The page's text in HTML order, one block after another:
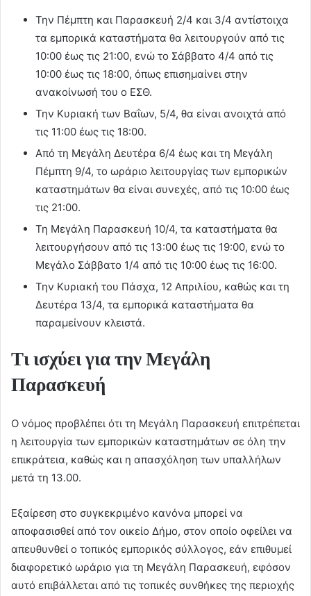
Την Πέμπτη και Παρασκευή 2/4 και 3/4 αντίστοιχα
τα εμπορικά καταστήματα θα λειτουργούν από τις
10:00 έως τις 21:00, ενώ το Σάββατο 4/4 από τις
10:00 έως τις 18:00, όπως επισημαίνει στην
ανακοίνωσή του ο ΕΣΘ.
Την Κυριακή των Βαΐων, 5/4, θα είναι ανοιχτά από
τις 11:00 έως τις 18:00.
Από τη Μεγάλη Δευτέρα 6/4 έως και τη Μεγάλη
Πέμπτη 9/4, το ωράριο λειτουργίας των εμπορικών
καταστημάτων θα είναι συνεχές, από τις 10:00 έως
τις 21:00.
Τη Μεγάλη Παρασκευή 10/4, τα καταστήματα θα
λειτουργήσουν από τις 13:00 έως τις 19:00, ενώ το
Μεγάλο Σάββατο 1/4 από τις 10:00 έως τις 16:00.
Την Κυριακή του Πάσχα, 12 Απριλίου, καθώς και τη
Δευτέρα 13/4, τα εμπορικά καταστήματα θα
παραμείνουν κλειστά.
Τι ισχύει για την Μεγάλη
Παρασκευή
Ο νόμος προβλέπει ότι τη Μεγάλη Παρασκευή επιτρέπεται
η λειτουργία των εμπορικών καταστημάτων σε όλη την
επικράτεια, καθώς και η απασχόληση των υπαλλήλων
μετά τη 13.00.
Εξαίρεση στο συγκεκριμένο κανόνα μπορεί να
αποφασισθεί από τον οικείο Δήμο, στον οποίο οφείλει να
απευθυνθεί ο τοπικός εμπορικός σύλλογος, εάν επιθυμεί
διαφορετικό ωράριο για τη Μεγάλη Παρασκευή, εφόσον
αυτό επιβάλλεται από τις τοπικές συνθήκες της περιοχής